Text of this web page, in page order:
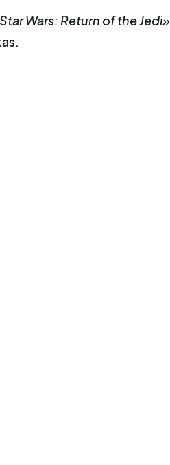
Wars: Return of the Jedi»